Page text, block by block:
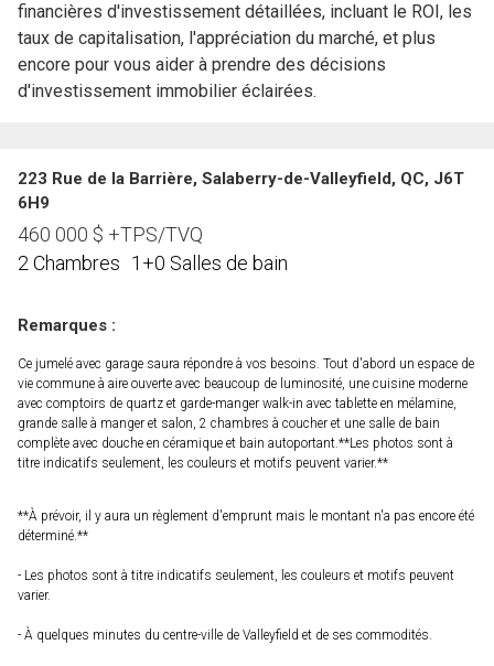
financières d'investissement détaillées, incluant le ROI, les
taux de capitalisation, l'appréciation du marché, et plus
encore pour vous aider à prendre des décisions
d'investissement immobilier éclairées.
223 Rue de la Barrière, Salaberry-de-Valleyfield, QC, J6T
6H9
460 000 $ +TPS/TVQ
2 Chambres 1+0 Salles de bain
Remarques :
Ce jumelé avec garage saura répondre à vos besoins. Tout d'abord un espace de
vie commune à aire ouverte avec beaucoup de luminosité, une cuisine moderne
avec comptoirs de quartz et garde-manger walk-in avec tablette en mélamine,
grande salle à manger et salon, 2 chambres à coucher et une salle de bain
complète avec douche en céramique et bain autoportant.**Les photos sont à
titre indicatifs seulement, les couleurs et motifs peuvent varier.**
**À prévoir, il y aura un règlement d'emprunt mais le montant n'a pas encore été
déterminé.**
- Les photos sont à titre indicatifs seulement, les couleurs et motifs peuvent
varier.
- À quelques minutes du centre-ville de Valleyfield et de ses commodités.